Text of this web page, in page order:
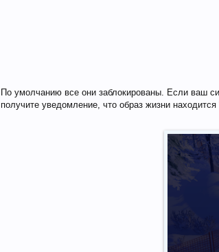
По умолчанию все они заблокированы. Если ваш
получите уведомление, что образ жизни находится